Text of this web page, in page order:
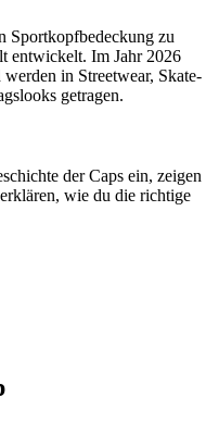
Sportkopfbedeckung zu
entwickelt. Im Jahr 2026
in Streetwear, Skate-
getragen.
der Caps ein, zeigen
wie du die richtige